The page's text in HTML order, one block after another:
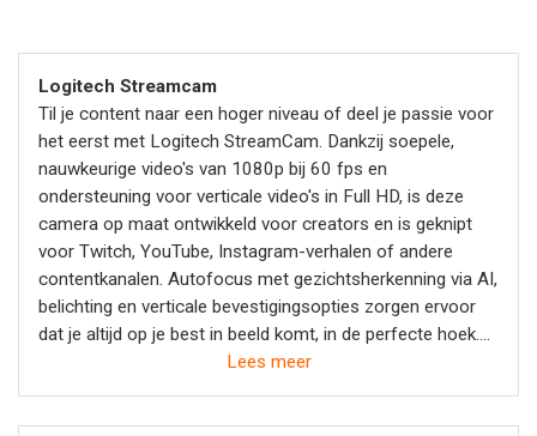
Logitech Streamcam
Til je content naar een hoger niveau of deel je passie voor
het eerst met Logitech StreamCam. Dankzij soepele,
nauwkeurige video's van 1080p bij 60 fps en
ondersteuning voor verticale video's in Full HD, is deze
camera op maat ontwikkeld voor creators en is geknipt
voor Twitch, YouTube, Instagram-verhalen of andere
contentkanalen. Autofocus met gezichtsherkenning via AI,
belichting en verticale bevestigingsopties zorgen ervoor
dat je altijd op je best in beeld komt, in de perfecte hoek.
Eersteklas audioprestaties zorgen ervoor dat je altijd stem
Lees meer